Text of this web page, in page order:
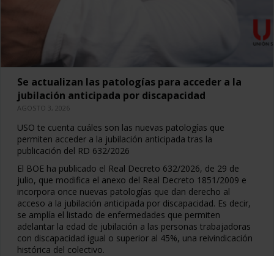
Se actualizan las patologías para acceder a la
jubilación anticipada por discapacidad
AGOSTO 3, 2026
USO te cuenta cuáles son las nuevas patologías que
permiten acceder a la jubilación anticipada tras la
publicación del RD 632/2026
El BOE ha publicado el Real Decreto 632/2026, de 29 de
julio, que modifica el anexo del Real Decreto 1851/2009 e
incorpora once nuevas patologías que dan derecho al
acceso a la jubilación anticipada por discapacidad. Es decir,
se amplía el listado de enfermedades que permiten
adelantar la edad de jubilación a las personas trabajadoras
con discapacidad igual o superior al 45%, una reivindicación
histórica del colectivo.